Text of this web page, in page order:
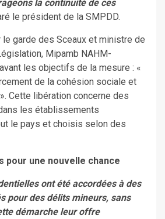
la continuité de ces
le président de la SMPDD.
garde des Sceaux et ministre de
Mipamb NAHM-
les objectifs de la mesure : «
de la cohésion sociale et
Cette libération concerne des
les établissements
le pays et choisis selon des
pour une nouvelle chance
ont été accordées à des
pour des délits mineurs, sans
démarche leur offre